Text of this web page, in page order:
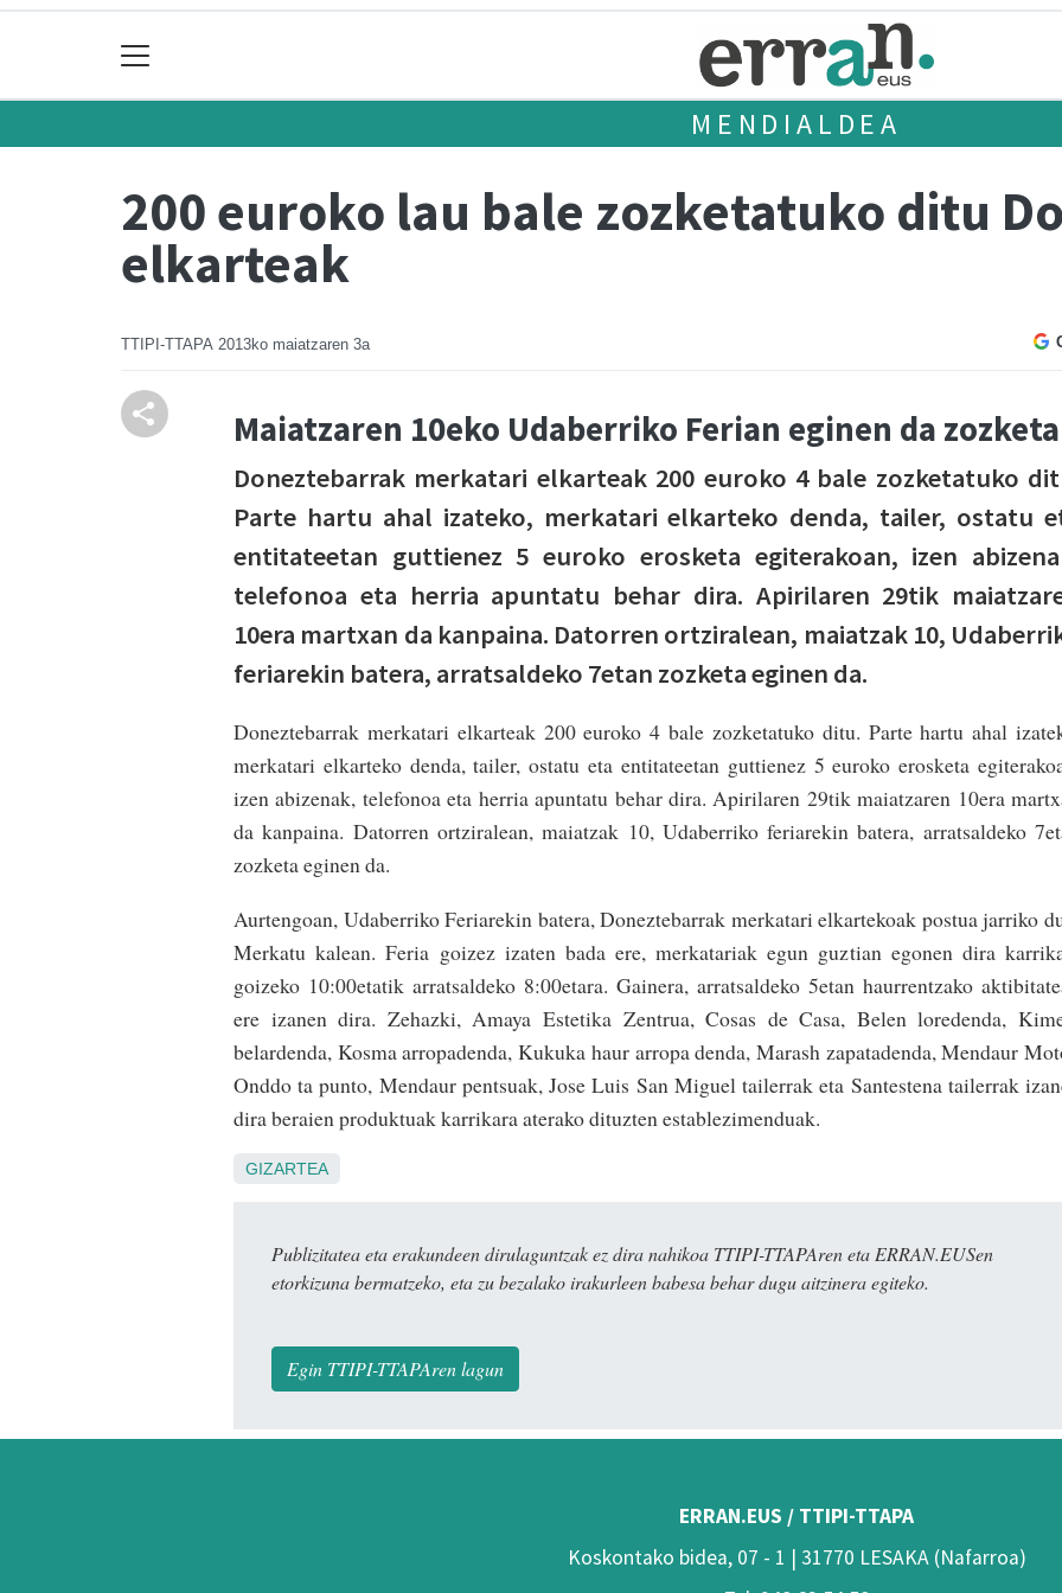
MENDIALDEA
200 euroko lau bale zozketatuko ditu
elkarteak
TTIPI-TTAPA 2013ko maiatzaren 3a
Maiatzaren 10eko Udaberriko Ferian eginen da zozketa
Doneztebarrak merkatari elkarteak 200 euroko 4 bale zozketatuko
Parte hartu ahal izateko, merkatari elkarteko denda, tailer, ostatu
entitateetan guttienez 5 euroko erosketa egiterakoan, izen
telefonoa eta herria apuntatu behar dira. Apirilaren 29tik
10era martxan da kanpaina. Datorren ortziralean, maiatzak 10,
feriarekin batera, arratsaldeko 7etan zozketa eginen da.
Doneztebarrak merkatari elkarteak 200 euroko 4 bale zozketatuko ditu. Parte hartu ahal
merkatari elkarteko denda, tailer, ostatu eta entitateetan guttienez 5 euroko erosketa
izen abizenak, telefonoa eta herria apuntatu behar dira. Apirilaren 29tik maiatzaren 10era
da kanpaina. Datorren ortziralean, maiatzak 10, Udaberriko feriarekin batera, arratsaldeko
zozketa eginen da.
Aurtengoan, Udaberriko Feriarekin batera, Doneztebarrak merkatari elkartekoak postua jarriko
Merkatu kalean. Feria goizez izaten bada ere, merkatariak egun guztian egonen dira
goizeko 10:00etatik arratsaldeko 8:00etara. Gainera, arratsaldeko 5etan haurrentzako
ere izanen dira. Zehazki, Amaya Estetika Zentrua, Cosas de Casa, Belen loredenda,
belardenda, Kosma arropadenda, Kukuka haur arropa denda, Marash zapatadenda, Mendaur
Onddo ta punto, Mendaur pentsuak, Jose Luis San Miguel tailerrak eta Santestena tailerrak
dira beraien produktuak karrikara aterako dituzten establezimenduak.
GIZARTEA
Publizitatea eta erakundeen dirulaguntzak ez dira nahikoa TTIPI-TTAPAren eta ERRAN.EUSen
etorkizuna bermatzeko, eta zu bezalako irakurleen babesa behar dugu aitzinera egiteko.
Egin TTIPI-TTAPAren lagun
ERRAN.EUS / TTIPI-TTAPA
Koskontako bidea, 07 - 1 | 31770 LESAKA (Nafarroa)